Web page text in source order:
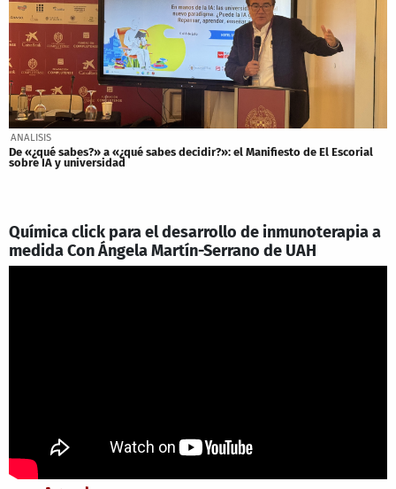
ANALISIS
De «¿qué sabes?» a «¿qué sabes decidir?»: el Manifiesto de El Escorial
sobre IA y universidad
Química click para el desarrollo de inmunoterapia a
medida Con Ángela Martín-Serrano de UAH